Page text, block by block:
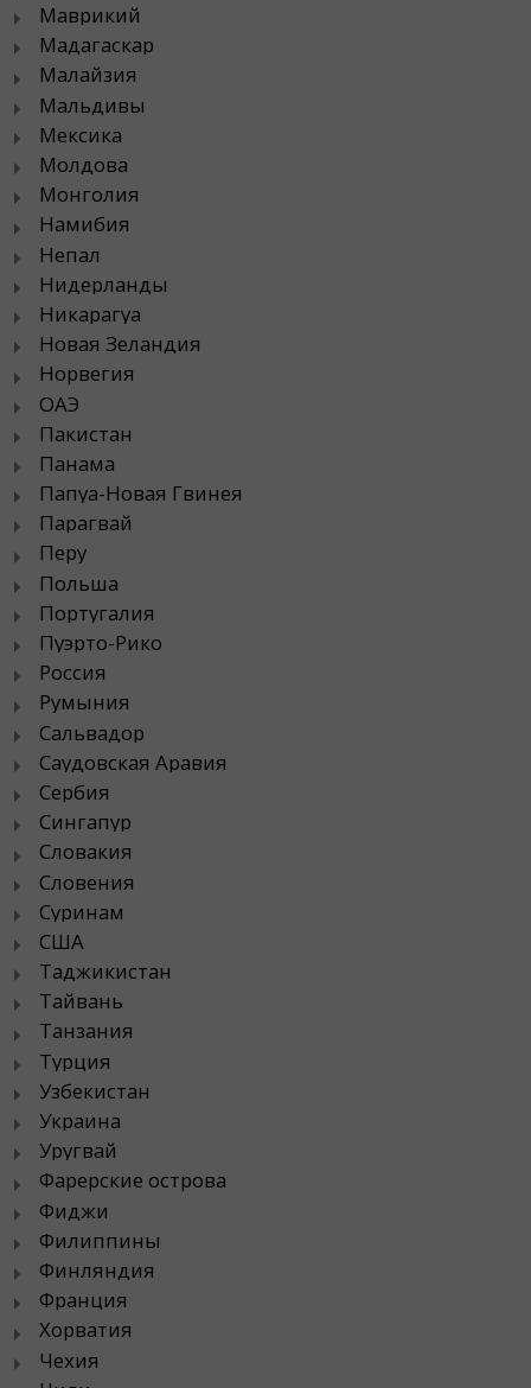
Маврикий
Мадагаскар
Малайзия
Мальдивы
Мексика
Молдова
Монголия
Намибия
Непал
Нидерланды
Никарагуа
Новая Зеландия
Норвегия
ОАЭ
Пакистан
Панама
Папуа-Новая Гвинея
Парагвай
Перу
Польша
Португалия
Пуэрто-Рико
Россия
Румыния
Сальвадор
Саудовская Аравия
Сербия
Сингапур
Словакия
Словения
Суринам
США
Таджикистан
Тайвань
Танзания
Турция
Узбекистан
Украина
Уругвай
Фарерские острова
Фиджи
Филиппины
Финляндия
Франция
Хорватия
Чехия